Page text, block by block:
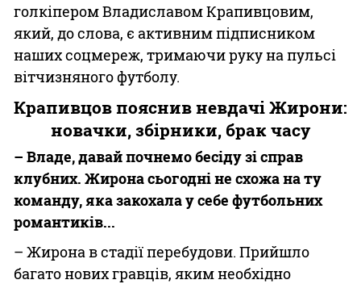
голкіпером Владиславом Крапивцовим,
який, до слова, є активним підписником
наших соцмереж, тримаючи руку на пульсі
вітчизняного футболу.
Крапивцов пояснив невдачі Жирони:
новачки, збірники, брак часу
– Владе, давай почнемо бесіду зі справ
клубних. Жирона сьогодні не схожа на ту
команду, яка закохала у себе футбольних
романтиків...
– Жирона в стадії перебудови. Прийшло
багато нових гравців, яким необхідно